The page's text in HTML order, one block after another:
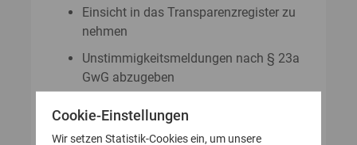
Einsicht in das Transparenzregister zu
nehmen
Unstimmigkeitsmeldungen nach § 23a
GwG abzugeben
GwG zu stellen
Cookie-Einstellungen
Wir setzen Statistik-Cookies ein, um unsere